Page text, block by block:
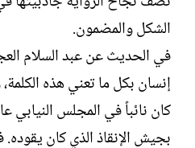
الشكل والمضمون.‏
في الحديث عن عبد السلام
إنسان بكل ما تعني هذه
بجيش الإنقاذ الذي كان